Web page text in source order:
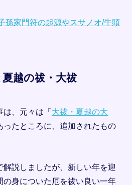
孫家門符の起源やスサノオ/牛頭
越の祓・大祓
は、元々は「大祓・夏越の大
ったところに、追加されたもの
説しましたが、新しい年を迎
の身についた厄を祓い良い一年